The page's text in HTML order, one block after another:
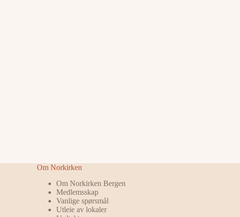
Om Norkirken
Om Norkirken Bergen
Medlemsskap
Vanlige spørsmål
Utleie av lokaler